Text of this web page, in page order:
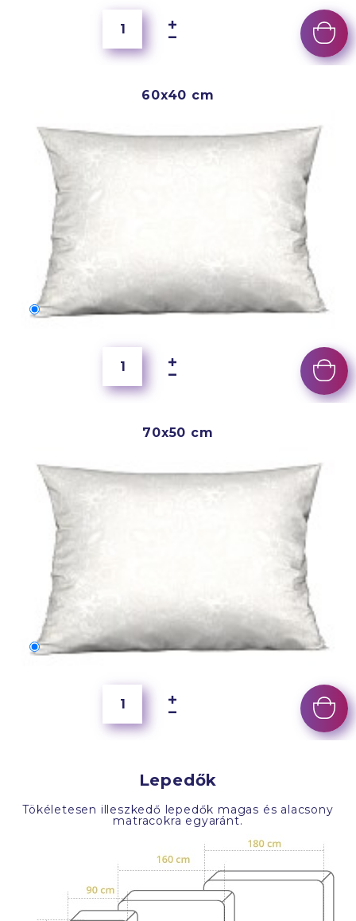
60x40 cm
60x40 cm
70x50 cm
70x50 cm
Lepedők
Tökéletesen illeszkedő lepedők magas és alacsony
matracokra egyaránt.